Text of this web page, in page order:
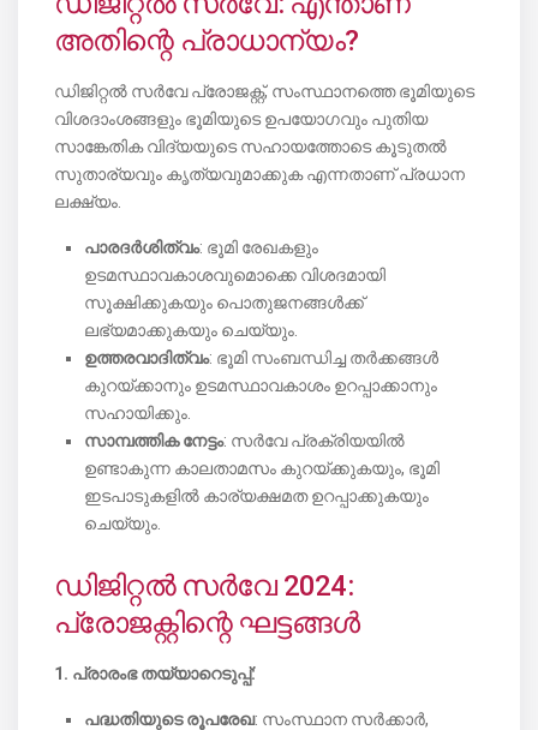
അതിന്റെ പ്രാധാന്യം?
ഡിജിറ്റൽ സർവേ പ്രോജക്റ്റ്, സംസ്ഥാനത്തെ ഭൂമിയുടെ
വിശദാംശങ്ങളും ഭൂമിയുടെ ഉപയോഗവും പുതിയ
സാങ്കേതിക വിദ്യയുടെ സഹായത്തോടെ കൂടുതൽ
സുതാര്യവും കൃത്യവുമാക്കുക എന്നതാണ് പ്രധാന
ലക്ഷ്യം.
പാരദർശിത്വം: ഭൂമി രേഖകളും
ഉടമസ്ഥാവകാശവുമൊക്കെ വിശദമായി
സൂക്ഷിക്കുകയും പൊതുജനങ്ങൾക്ക്
ലഭ്യമാക്കുകയും ചെയ്യും.
ഉത്തരവാദിത്വം: ഭൂമി സംബന്ധിച്ച തർക്കങ്ങൾ
കുറയ്ക്കാനും ഉടമസ്ഥാവകാശം ഉറപ്പാക്കാനും
സഹായിക്കും.
സാമ്പത്തിക നേട്ടം: സർവേ പ്രക്രിയയിൽ
ഉണ്ടാകുന്ന കാലതാമസം കുറയ്ക്കുകയും, ഭൂമി
ഇടപാടുകളിൽ കാര്യക്ഷമത ഉറപ്പാക്കുകയും
ചെയ്യും.
ഡിജിറ്റൽ സർവേ 2024:
പ്രോജക്റ്റിന്റെ ഘട്ടങ്ങൾ
1. പ്രാരംഭ തയ്യാറെടുപ്പ്:
പദ്ധതിയുടെ രൂപരേഖ: സംസ്ഥാന സർക്കാർ,